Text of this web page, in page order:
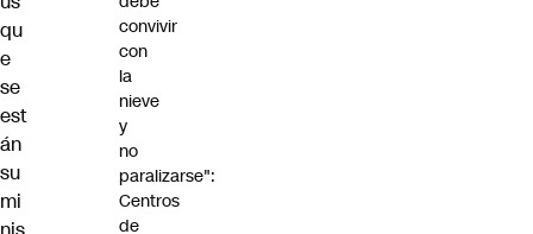
qu
e
se
est
án
su
mi
convivir
con
la
nieve
y
no
paralizarse":
Centros
de